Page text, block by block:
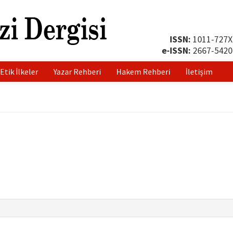
ISSN: 1011-727X
e-ISSN: 2667-5420
Etik İlkeler Yazar Rehberi Hakem Rehberi İletişim